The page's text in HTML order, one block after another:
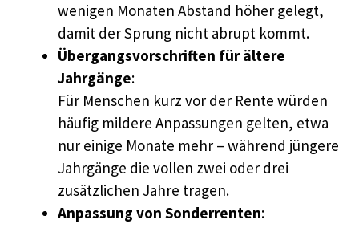
wenigen Monaten Abstand höher gelegt,
damit der Sprung nicht abrupt kommt.
Übergangsvorschriften für ältere
Jahrgänge:
Für Menschen kurz vor der Rente würden
häufig mildere Anpassungen gelten, etwa
nur einige Monate mehr – während jüngere
Jahrgänge die vollen zwei oder drei
zusätzlichen Jahre tragen.
Anpassung von Sonderrenten: